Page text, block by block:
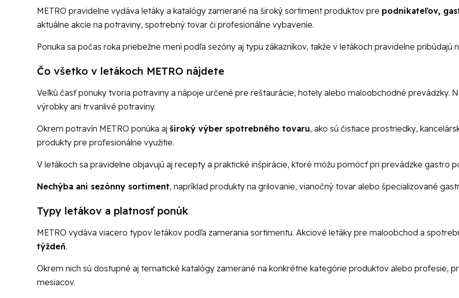
METRO pravidelne vydáva letáky a katalógy zamerané na široký sortiment produktov pre podnikateľov,
aktuálne akcie na potraviny, spotrebný tovar či profesionálne vybavenie.
Ponuka sa počas roka priebežne mení podľa sezóny aj typu zákazníkov, takže v letákoch pravidelne
Čo všetko v letákoch METRO nájdete
Veľkú časť ponuky tvoria potraviny a nápoje určené pre reštaurácie, hotely alebo maloobchodné prevádzky.
výrobky ani trvanlivé potraviny.
Okrem potravín METRO ponúka aj široký výber spotrebného tovaru, ako sú čistiace prostriedky,
produkty pre profesionálne využitie.
V letákoch sa pravidelne objavujú aj recepty a praktické inšpirácie, ktoré môžu pomôcť pri prevádzke gastro
Nechýba ani sezónny sortiment, napríklad produkty na grilovanie, vianočný tovar alebo špecializované
Typy letákov a platnosť ponúk
METRO vydáva viacero typov letákov podľa zamerania sortimentu. Akciové letáky pre maloobchod a
týždeň.
Okrem nich sú dostupné aj tematické katalógy zamerané na konkrétne kategórie produktov alebo profesie,
mesiacov.